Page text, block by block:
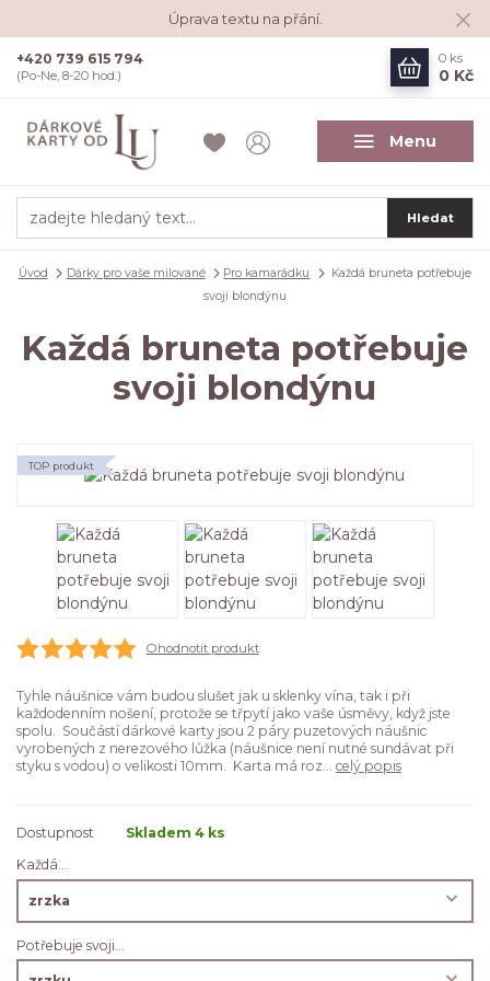
Úprava textu na přání.
Menu
Hledat
+420 739 615 794
(Po-Ne, 8-20 hod.)
0 ks
0 Kč
Úvod Dárky pro vaše milované Pro kamarádku
Každá bruneta potřebuje
svoji blondýnu
Každá bruneta potřebuje
svoji blondýnu
TOP produkt
Ohodnotit produkt
Tyhle náušnice vám budou slušet jak u sklenky vína, tak i při
každodenním nošení, protože se třpytí jako vaše úsměvy, když jste
spolu. Součástí dárkové karty jsou 2 páry puzetových náušnic
vyrobených z nerezového lůžka (náušnice není nutné sundávat při
styku s vodou) o velikosti 10mm. Karta má roz... celý popis
Dostupnost
Skladem 4 ks
Každá...
Potřebuje svoji...